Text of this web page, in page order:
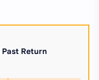
Past Return